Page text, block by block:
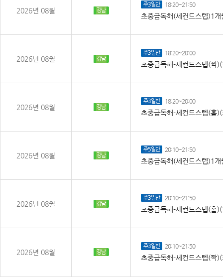
2026년 08월 강남
주3일반 18:20~21:50
초중급독해(세컨드스텝)1
2026년 08월 강남
주3일반 18:20~20:00
초중급독해-세컨드스텝(짝
2026년 08월 강남
주3일반 18:20~20:00
초중급독해-세컨드스텝(홀
2026년 08월 강남
주5일반 20:10~21:50
초중급독해(세컨드스텝)1
2026년 08월 강남
주3일반 20:10~21:50
초중급독해-세컨드스텝(홀
2026년 08월 강남
주3일반 20:10~21:50
초중급독해-세컨드스텝(짝